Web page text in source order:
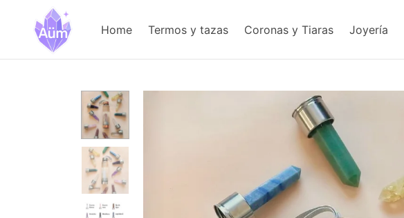
Home Termos y tazas Coronas y Tiaras Joyería